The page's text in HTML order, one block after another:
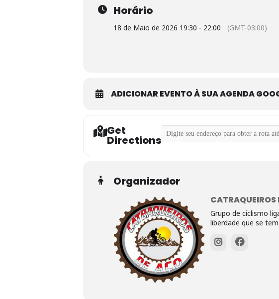
Horário
18 de Maio de 2026 19:30 - 22:00 (GMT-03:00)
ADICIONAR EVENTO À SUA AGENDA
Get
Directions
Address - Pedal Intermediário []
Organizador
CATRAQUEIROS
Grupo de ciclismo
liberdade que se